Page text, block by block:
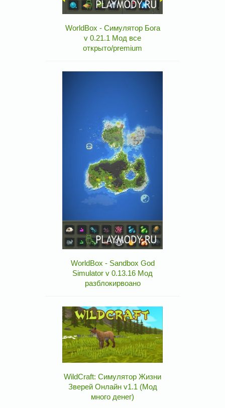
WorldBox - Симулятор Бога
v 0.21.1 Мод все
открыто/premium
WorldBox - Sandbox God
Simulator v 0.13.16 Мод
разблокирвоано
WildCraft: Симулятор Жизни
Зверей Онлайн v1.1 (Мод
много денег)